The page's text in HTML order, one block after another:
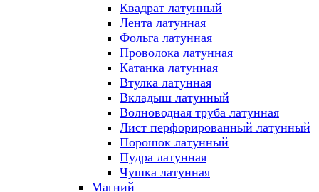
Квадрат латунный
Лента латунная
Фольга латунная
Проволока латунная
Катанка латунная
Втулка латунная
Вкладыш латунный
Волноводная труба латунная
Лист перфорированный латунный
Порошок латунный
Пудра латунная
Чушка латунная
Магний